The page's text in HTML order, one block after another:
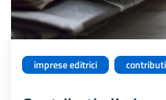
imprese editrici contributi